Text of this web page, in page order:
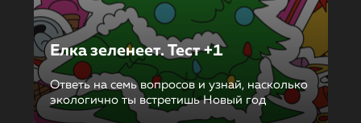
Елка зеленеет. Тест +1
Ответь на семь вопросов и узнай, насколько
экологично ты встретишь Новый год